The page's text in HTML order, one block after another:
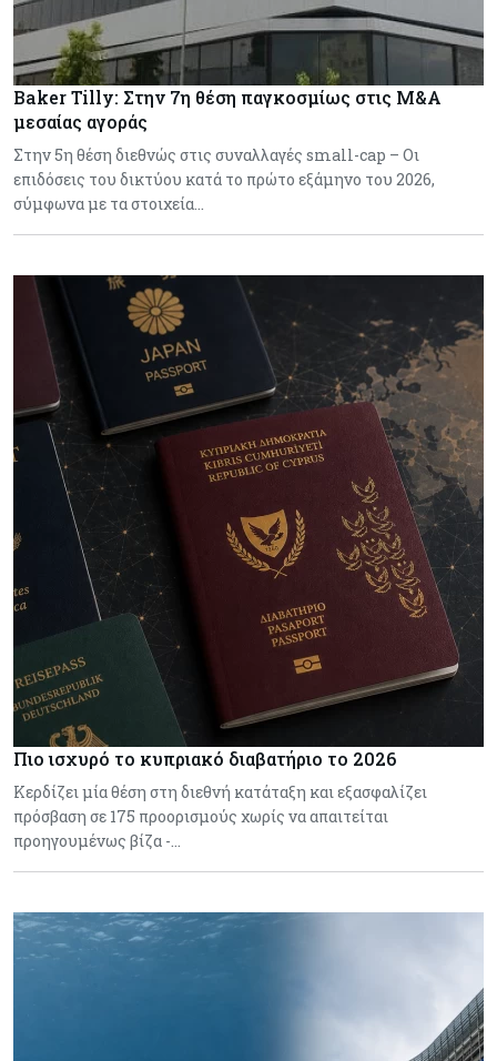
Baker Tilly: Στην 7η θέση παγκοσμίως στις M&A
μεσαίας αγοράς
Στην 5η θέση διεθνώς στις συναλλαγές small-cap – Οι
επιδόσεις του δικτύου κατά το πρώτο εξάμηνο του 2026,
σύμφωνα με τα στοιχεία…
Πιο ισχυρό το κυπριακό διαβατήριο το 2026
Κερδίζει μία θέση στη διεθνή κατάταξη και εξασφαλίζει
πρόσβαση σε 175 προορισμούς χωρίς να απαιτείται
προηγουμένως βίζα -…